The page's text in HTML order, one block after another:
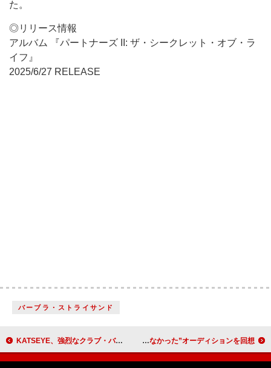
た。
◎リリース情報
アルバム 『パートナーズ II: ザ・シークレット・オブ・ラ
イフ』
2025/6/27 RELEASE
バーブラ・ストライサンド
KATSEYE、強烈なクラブ・バンガー「Gnarly」のMV公開 チャペル・ローン、プロデューサーが“スマホから目を上げもしなかった”オーディションを回想